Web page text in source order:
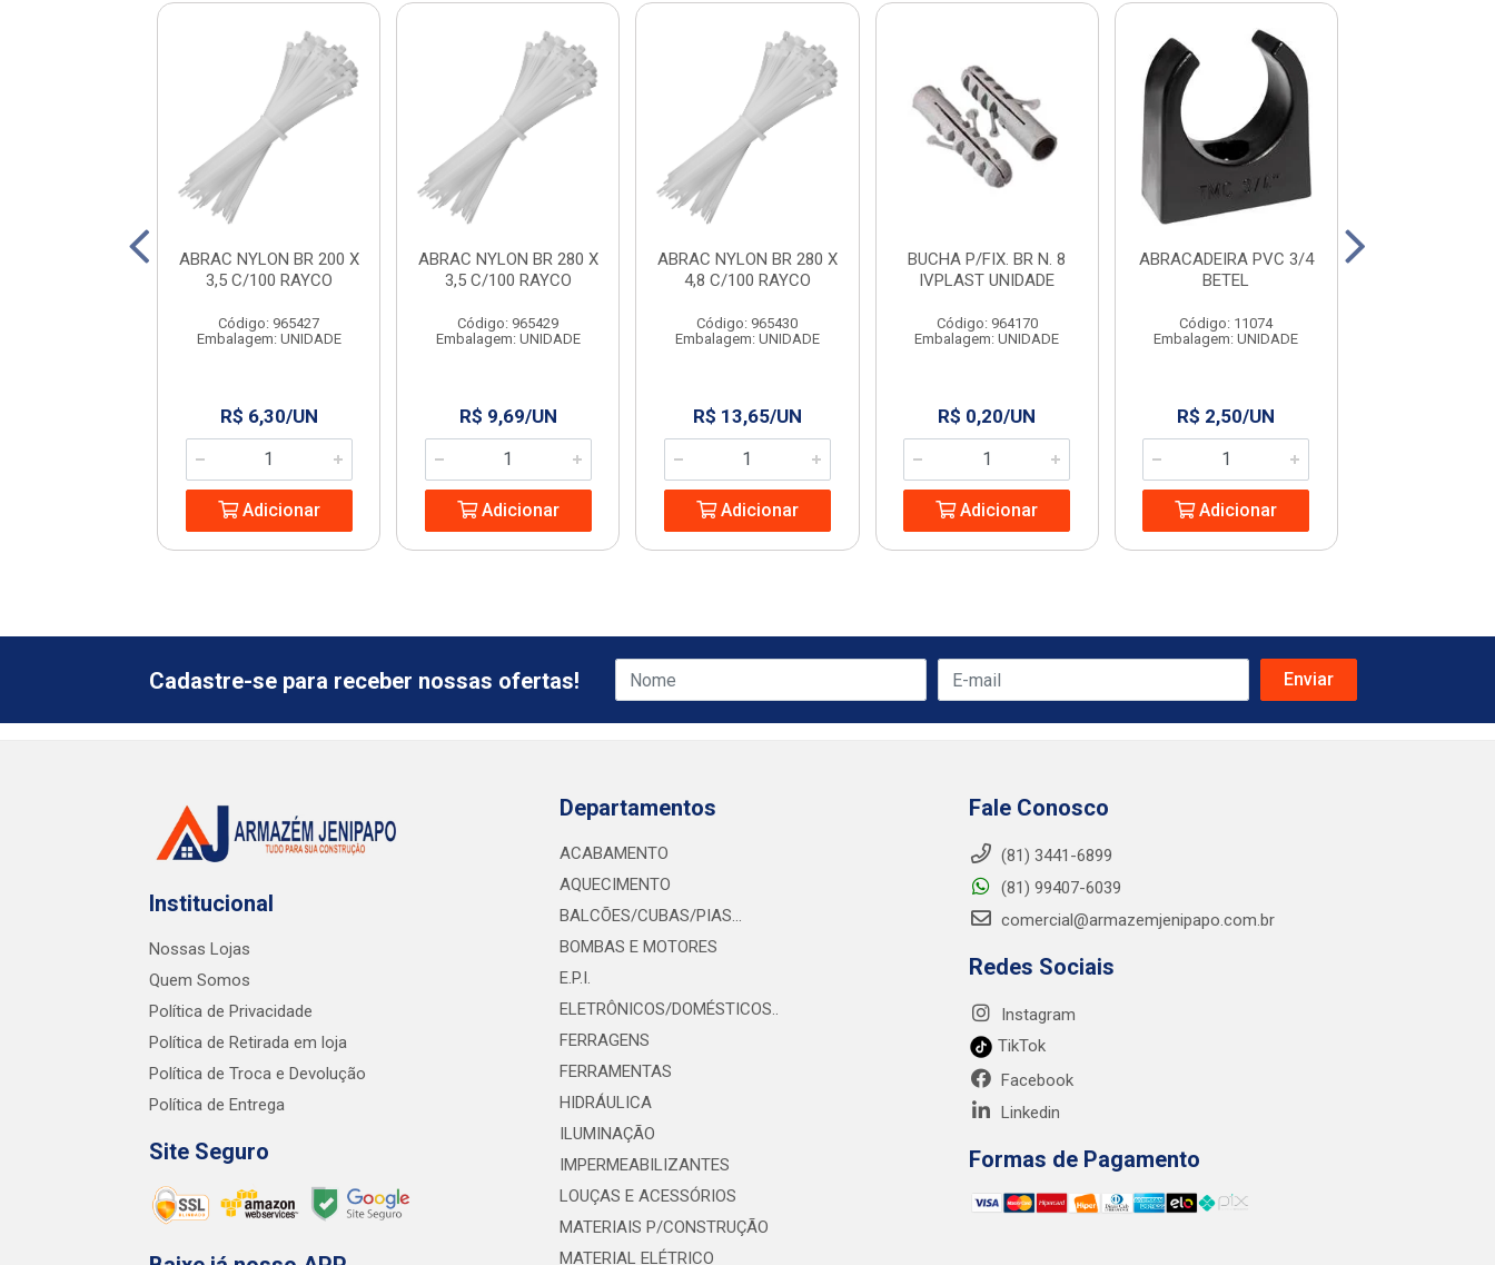
ABRAC NYLON BR 200 X
3,5 C/100 RAYCO
Código: 965427
Embalagem: UNIDADE
R$ 6,30/UN
Adicionar
ABRAC NYLON BR 280 X
3,5 C/100 RAYCO
Código: 965429
Embalagem: UNIDADE
R$ 9,69/UN
Adicionar
ABRAC NYLON BR 280 X
4,8 C/100 RAYCO
Código: 965430
Embalagem: UNIDADE
R$ 13,65/UN
Adicionar
BUCHA P/FIX. BR N. 8
IVPLAST UNIDADE
Código: 964170
Embalagem: UNIDADE
R$ 0,20/UN
Adicionar
ABRACADEIRA PVC 3/4
BETEL
Código: 11074
Embalagem: UNIDADE
R$ 2,50/UN
Adicionar
Cadastre-se para receber nossas ofertas!
Institucional
Nossas Lojas
Quem Somos
Política de Privacidade
Política de Retirada em loja
Política de Troca e Devolução
Política de Entrega
Site Seguro
Departamentos
ACABAMENTO
AQUECIMENTO
BALCÕES/CUBAS/PIAS...
BOMBAS E MOTORES
E.P.I.
ELETRÔNICOS/DOMÉSTICOS..
FERRAGENS
FERRAMENTAS
HIDRÁULICA
ILUMINAÇÃO
IMPERMEABILIZANTES
LOUÇAS E ACESSÓRIOS
MATERIAIS P/CONSTRUÇÃO
MATERIAL ELÉTRICO
Fale Conosco
(81) 3441-6899
(81) 99407-6039
comercial@armazemjenipapo.com.br
Redes Sociais
Instagram
TikTok
Facebook
Linkedin
Formas de Pagamento